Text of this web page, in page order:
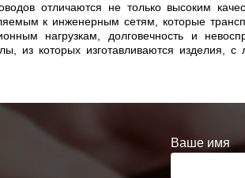
отличаются не только высоким
к инженерным сетям, которые
нагрузкам, долговечность и
из которых изготавливаются изделия, с
Ваше имя